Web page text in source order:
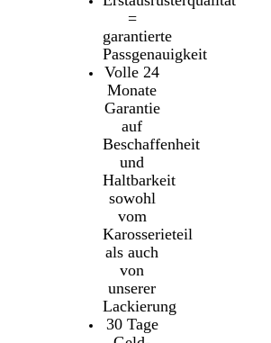
=
garantierte
Passgenauigkeit
Volle 24
Monate
Garantie
auf
Beschaffenheit
und
Haltbarkeit
sowohl
vom
Karosserieteil
als auch
von
unserer
Lackierung
30 Tage